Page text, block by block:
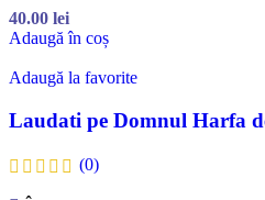
40.00 lei
Adaugă în coș
Adaugă la favorite
Laudati pe Domnul Harfa
(0)